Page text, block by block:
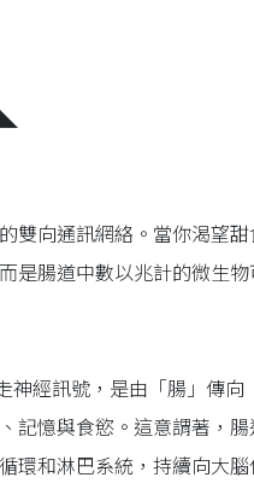
◣
雙向通訊網絡。當你渴望
是腸道中數以兆計的微生物
神經訊號，是由「腸」傳向
記憶與食慾。這意謂著，
環和淋巴系統，持續向大